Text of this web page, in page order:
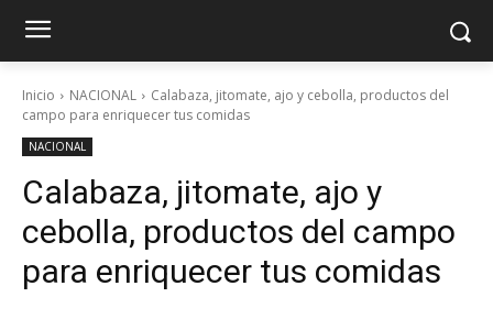
Inicio NACIONAL
Calabaza, jitomate, ajo y cebolla, productos del
campo para enriquecer tus comidas
NACIONAL
Calabaza, jitomate, ajo y
cebolla, productos del campo
para enriquecer tus comidas